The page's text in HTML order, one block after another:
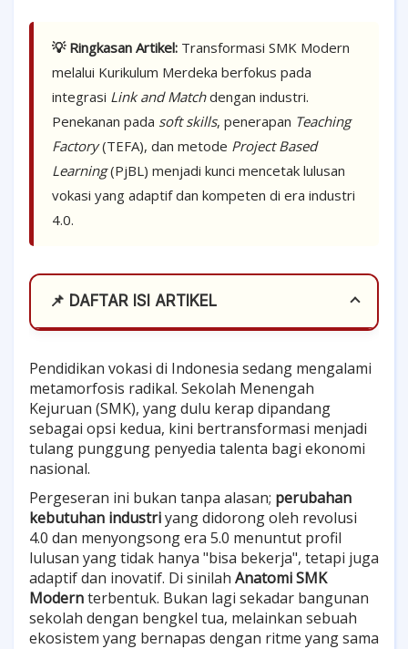
💡 Ringkasan Artikel: Transformasi SMK Modern
melalui Kurikulum Merdeka berfokus pada
integrasi Link and Matchdengan industri.
Penekanan pada soft skills, penerapan Teaching
Factory(TEFA), dan metode Project Based
Learning(PjBL) menjadi kunci mencetak lulusan
vokasi yang adaptif dan kompeten di era industri
4.0.
📌 DAFTAR ISI ARTIKEL
Skillset
02. Sistem Link and Match Industri
03. Implementasi Kurikulum Merdeka
04. Tantangan Transformasi & Solusinya
05. FAQ
Pendidikan vokasi di Indonesia sedang mengalami
metamorfosis radikal. Sekolah Menengah
Kejuruan (SMK), yang dulu kerap dipandang
sebagai opsi kedua, kini bertransformasi menjadi
tulang punggung penyedia talenta bagi ekonomi
nasional.
Pergeseran ini bukan tanpa alasan; perubahan
kebutuhan industriyang didorong oleh revolusi
4.0 dan menyongsong era 5.0 menuntut profil
lulusan yang tidak hanya "bisa bekerja", tetapi juga
adaptif dan inovatif. Di sinilah Anatomi SMK
Modernterbentuk. Bukan lagi sekadar bangunan
sekolah dengan bengkel tua, melainkan sebuah
ekosistem yang bernapas dengan ritme yang sama